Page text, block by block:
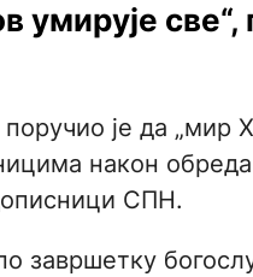
умирује
поручио је да „мир
након
СПН.
завршетку